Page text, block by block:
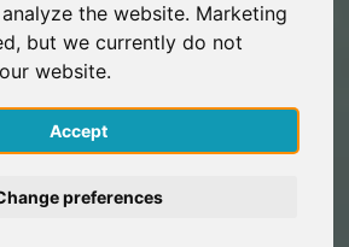
the website. Marketing
but we currently do not
website.
Accept
preferences
S'inscrire gratuitement
S'inscrire
English
Deutsch